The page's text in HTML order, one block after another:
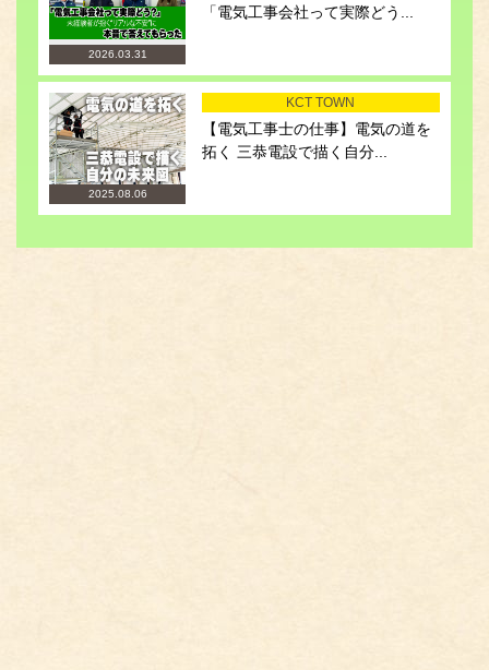
2026.03.31
「電気工事会社って実際どう...
2025.08.06
KCT TOWN
【電気工事士の仕事】電気の道を
拓く 三恭電設で描く自分...